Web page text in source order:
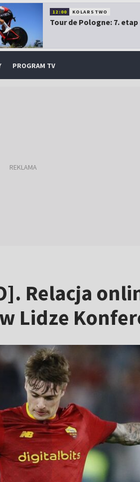
12:00 KOLARSTWO
Tour de Pologne: 7. etap
PROGRAM TV
Relacja
Lidze